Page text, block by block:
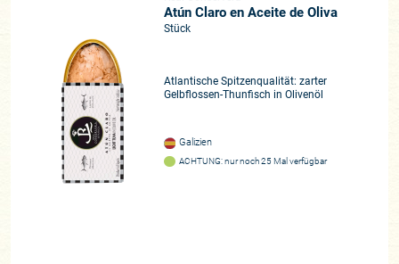
Atún Claro en Aceite de Oliva
Stück
Atlantische Spitzenqualität: zarter
Gelbflossen-Thunfisch in Olivenöl
Galizien
ACHTUNG: nur noch 25 Mal verfügbar